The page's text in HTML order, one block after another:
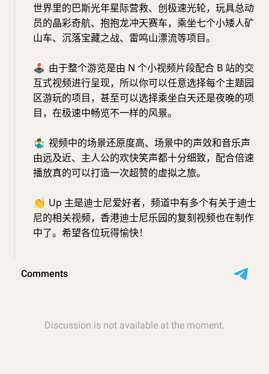
世界里的巴斯光年星际营救、创极速光轮，玩具总动
员的晶彩奇航、抱抱龙冲天赛车，乘坐七个小矮人矿
山车、沉落宝藏之战、雷鸣山漂流等项目。
🕹 由于整个游览是由 N 个小视频片段配合 B 站的交
互式视频进行呈现，所以你可以任意选择每个主题园
区游玩的项目，甚至可以选择乘坐白天还是夜晚的项
目，在极速中畅览不一样的风景。
🤹‍♂️ 视频中的场景还原度高、场景中的声效和音乐声
由远及近、主人公的欢快笑声都十分细致，配合倍速
播放真的可以打造一次超赞的虚拟之旅。
👏 Up 主是迪士尼爱好者，频道中有多个有关于迪士
尼的相关视频，香港迪士尼乐园的复刻视频也在制作
中了。希望各位玩得愉快！